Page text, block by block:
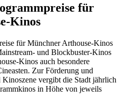
für
Kinos
und Blockbuster-Kinos
Kinos auch besondere
Zur Förderung und
vergibt die Stadt jährlich
in Höhe von jeweils